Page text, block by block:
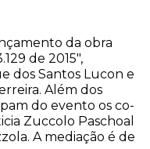
da obra
de 2015",
dos Santos Lucon e
Além dos
do evento os co-
Zuccolo Paschoal
A mediação é de